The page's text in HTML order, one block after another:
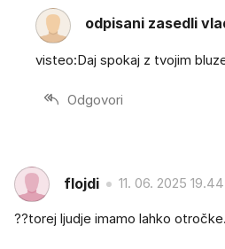
odpisani zasedli
visteo:Daj spokaj z tvojim
Odgovori
flojdi 11. 06. 2025 19.44
??torej ljudje imamo lahko